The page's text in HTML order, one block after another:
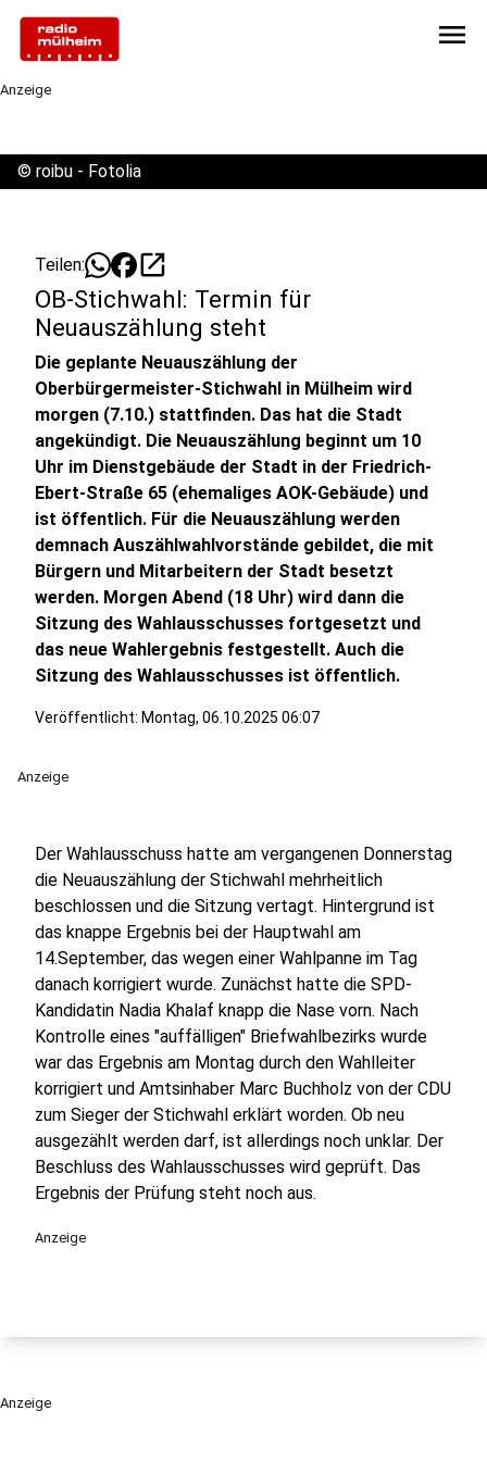
menu
Anzeige
© roibu - Fotolia
Teilen: open_in_new
OB-Stichwahl: Termin für
Neuauszählung steht
Die geplante Neuauszählung der
Oberbürgermeister-Stichwahl in Mülheim wird
morgen (7.10.) stattfinden. Das hat die Stadt
angekündigt. Die Neuauszählung beginnt um 10
Uhr im Dienstgebäude der Stadt in der Friedrich-
Ebert-Straße 65 (ehemaliges AOK-Gebäude) und
ist öffentlich. Für die Neuauszählung werden
demnach Auszählwahlvorstände gebildet, die mit
Bürgern und Mitarbeitern der Stadt besetzt
werden. Morgen Abend (18 Uhr) wird dann die
Sitzung des Wahlausschusses fortgesetzt und
das neue Wahlergebnis festgestellt. Auch die
Sitzung des Wahlausschusses ist öffentlich.
Veröffentlicht: Montag, 06.10.2025 06:07
Anzeige
Der Wahlausschuss hatte am vergangenen Donnerstag
die Neuauszählung der Stichwahl mehrheitlich
beschlossen und die Sitzung vertagt. Hintergrund ist
das knappe Ergebnis bei der Hauptwahl am
14.September, das wegen einer Wahlpanne im Tag
danach korrigiert wurde. Zunächst hatte die SPD-
Kandidatin Nadia Khalaf knapp die Nase vorn. Nach
Kontrolle eines "auffälligen" Briefwahlbezirks wurde
war das Ergebnis am Montag durch den Wahlleiter
korrigiert und Amtsinhaber Marc Buchholz von der CDU
zum Sieger der Stichwahl erklärt worden. Ob neu
ausgezählt werden darf, ist allerdings noch unklar. Der
Beschluss des Wahlausschusses wird geprüft. Das
Ergebnis der Prüfung steht noch aus.
Anzeige
Anzeige